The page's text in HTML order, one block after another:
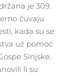
je 309.
čuvaju
kada su se
uz pomoć
Sinjske.
li su